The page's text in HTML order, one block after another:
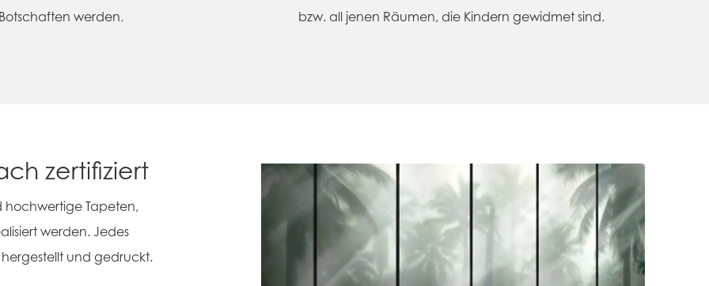
werden.
bzw. all jenen Räumen, die Kindern gewidmet sind.
zertifiziert
Tapeten,
werden. Jedes
und gedruckt.